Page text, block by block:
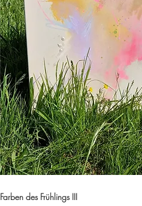
Farben des Frühlings III